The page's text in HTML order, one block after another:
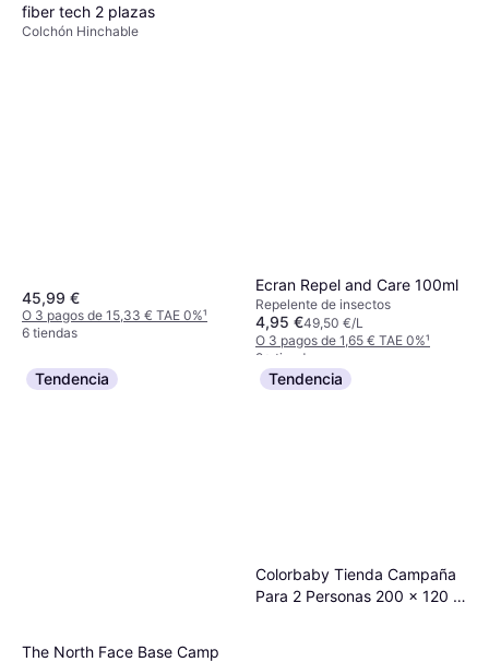
fiber tech 2 plazas
Colchón Hinchable
45,99 €
O 3 pagos de 15,33 € TAE 0%¹
6 tiendas
Ecran Repel and Care 100ml
Repelente de insectos
4,95 €49,50 €/L
O 3 pagos de 1,65 € TAE 0%¹
9+ tiendas
Tendencia
The North Face Base Camp
Tendencia
Colorbaby Tienda Campaña
Para 2 Personas 200 x 120 x